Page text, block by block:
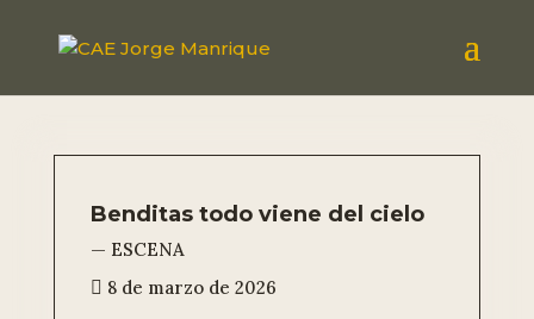
Benditas todo viene del cielo
— ESCENA
 8 de marzo de 2026